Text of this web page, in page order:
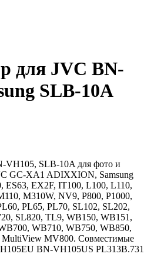
для JVC BN-
SLB-10A
VH105, SLB-10A для фото и
GC-XA1 ADIXXION, Samsung
ES63, EX2F, IT100, L100, L110,
M310W, NV9, P800, P1000,
PL65, PL70, SL102, SL202,
SL820, TL9, WB150, WB151,
WB710, WB750, WB850,
MV800. Совместимые
BN-VH105US PL313B.731